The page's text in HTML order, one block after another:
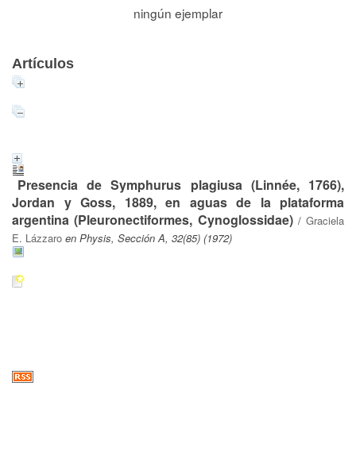
ningún ejemplar
Artículos
Presencia de Symphurus plagiusa (Linnée, 1766),
Jordan y Goss, 1889, en aguas de la plataforma
argentina (Pleuronectiformes, Cynoglossidae)/ Graciela
E. Lázzaro en Physis, Sección A, 32(85) (1972)